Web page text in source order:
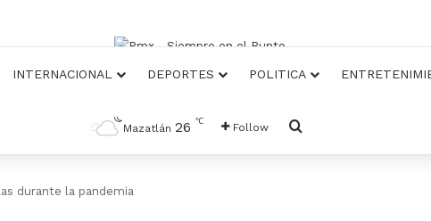
INTERNACIONAL DEPORTES POLITICA
Mazatlán 26 ℃ Follow Busqueda
durante la pandemia